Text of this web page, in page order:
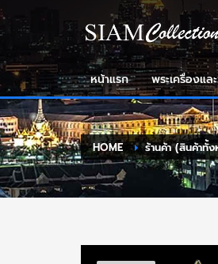
หน้าแรก พระเครื่องแ
HOME ร้านค้า (สินค้าทั้